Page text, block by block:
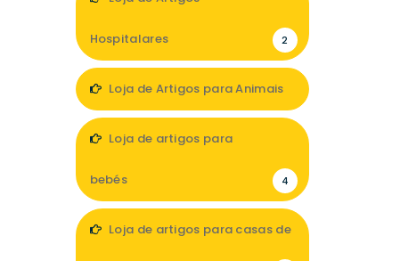
Hospitalares 2
Loja de Artigos para Animais
Loja de artigos para
bebés 4
Loja de artigos para casas de